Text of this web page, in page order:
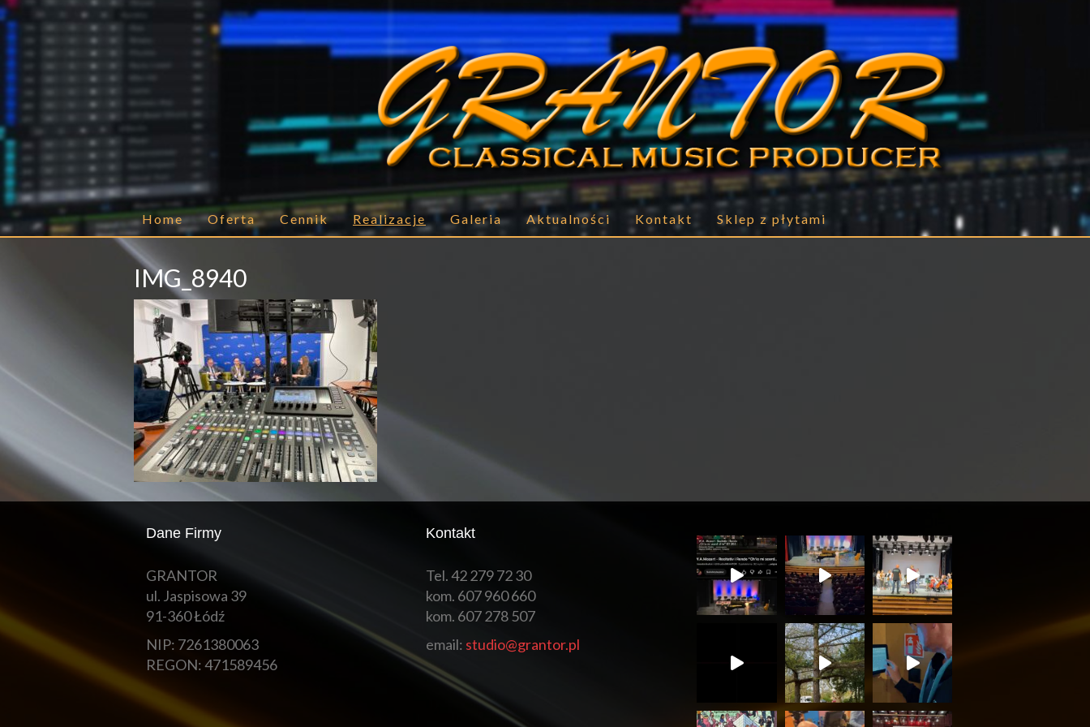
Home Oferta Cennik Realizacje Galeria Aktualności Kontakt Sklep z płytami
IMG_8940
Dane Firmy
GRANTOR
ul. Jaspisowa 39
91-360 Łódź
NIP: 7261380063
REGON: 471589456
Kontakt
Tel. 42 279 72 30
kom. 607 960 660
kom. 607 278 507
email: studio@grantor.pl